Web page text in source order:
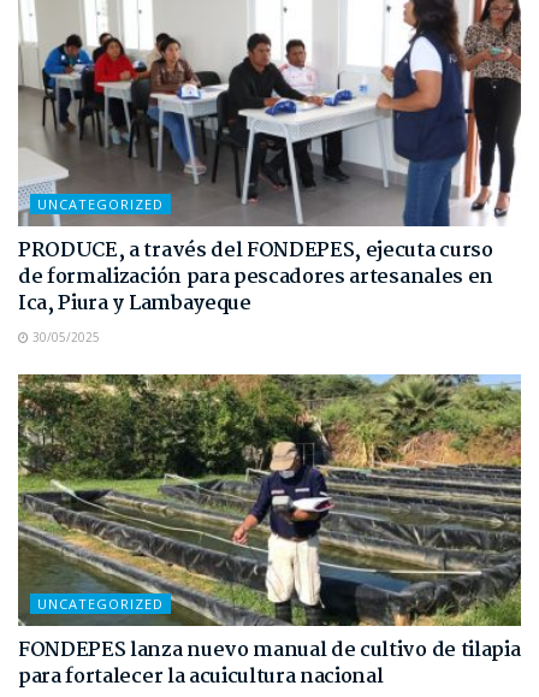
UNCATEGORIZED
PRODUCE, a través del FONDEPES, ejecuta curso
de formalización para pescadores artesanales en
Ica, Piura y Lambayeque
30/05/2025
UNCATEGORIZED
FONDEPES lanza nuevo manual de cultivo de tilapia
para fortalecer la acuicultura nacional